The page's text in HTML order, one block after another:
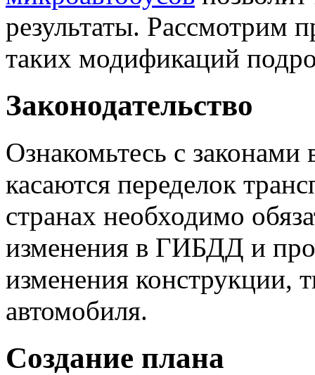
результаты. Рассмотрим
таких модификаций
Законодательство
Ознакомьтесь с
касаются переделок
странах необходимо
изменения в ГИБДД и
изменения конструкции,
автомобиля.
Создание плана